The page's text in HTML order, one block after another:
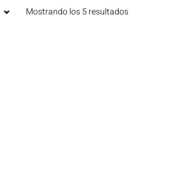
Mostrando los 5 resultados